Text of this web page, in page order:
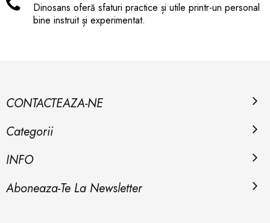
Dinosans oferă sfaturi practice și utile printr-un personal
bine instruit și experimentat.
CONTACTEAZA-NE
Categorii
INFO
Aboneaza-Te La Newsletter